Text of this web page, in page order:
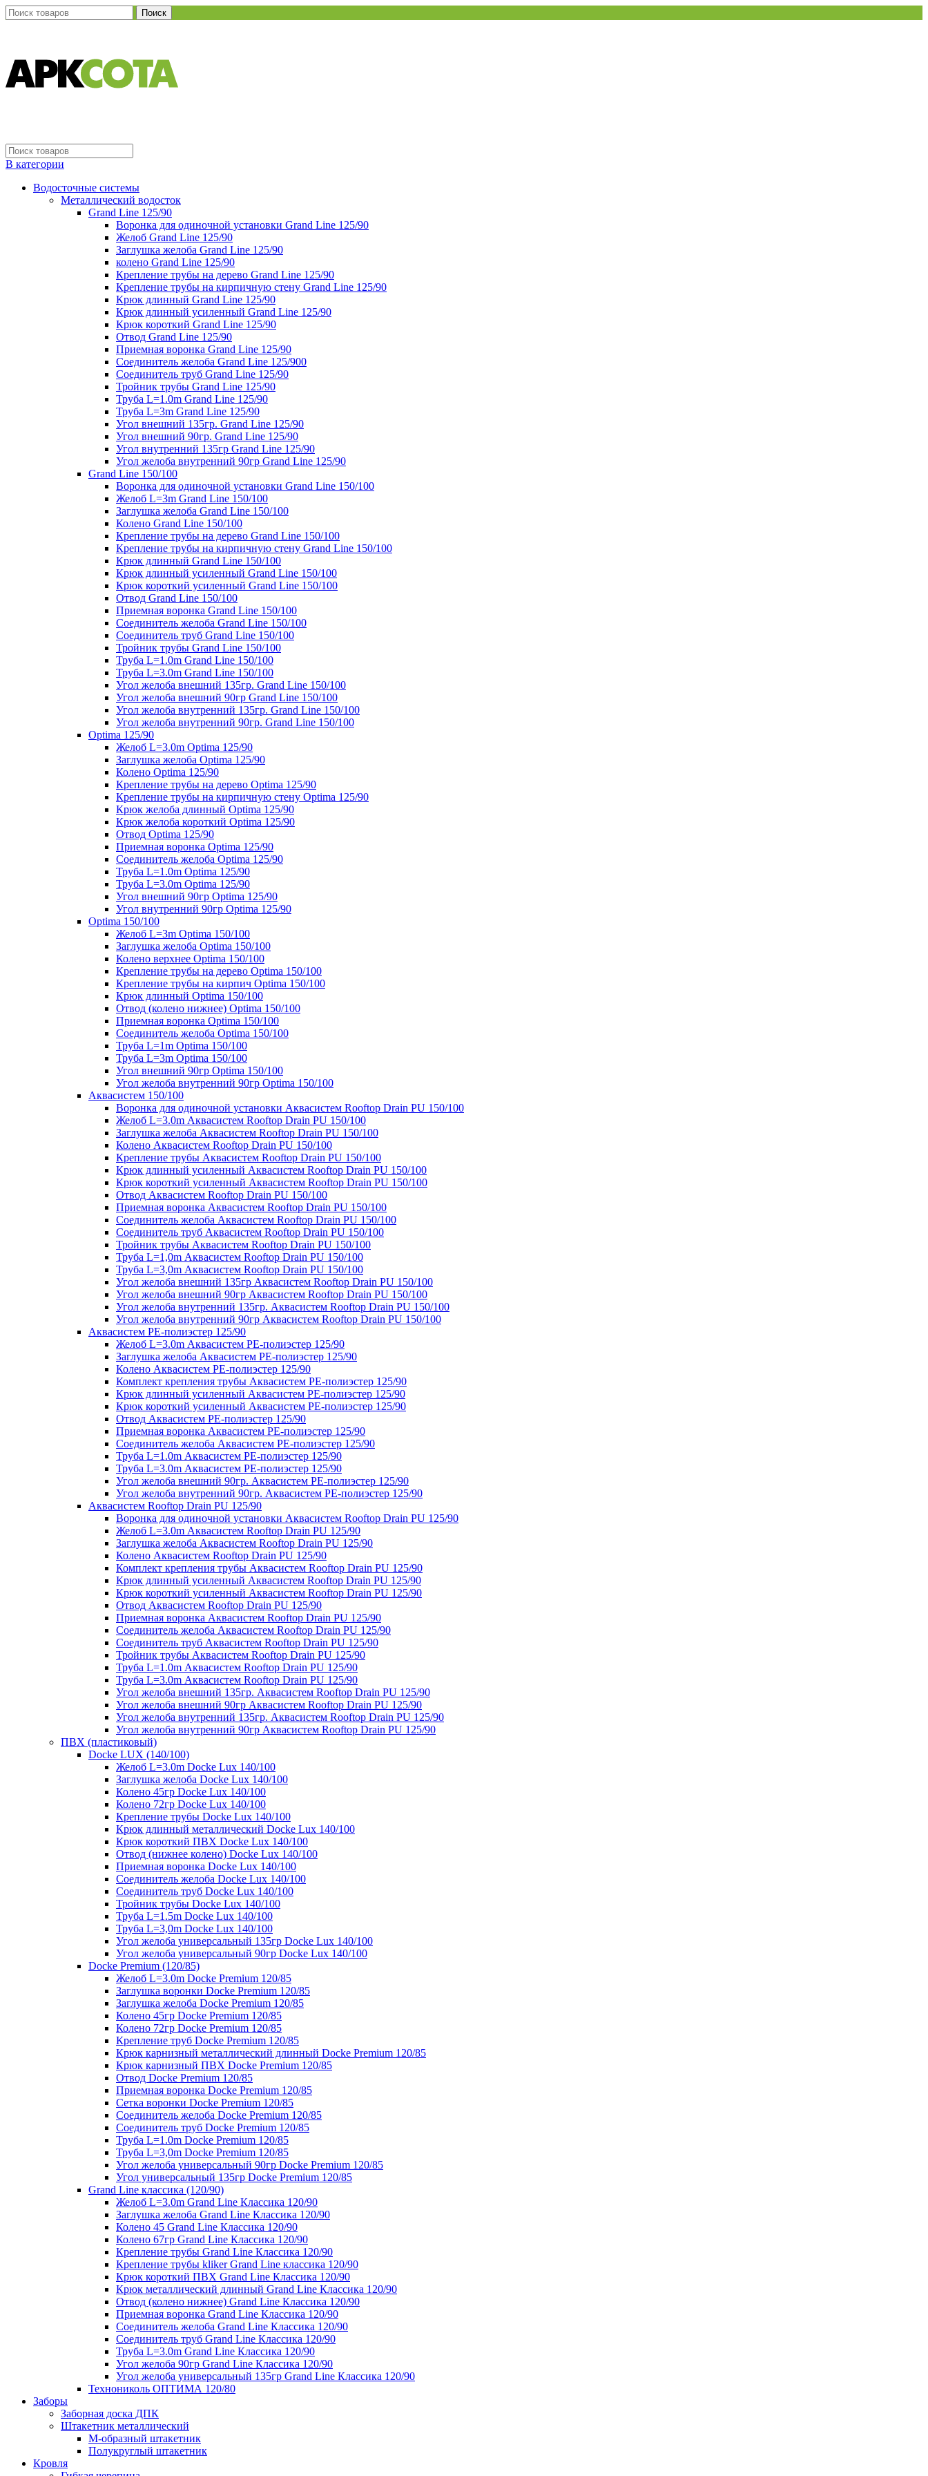
Поиск
В категории
Водосточные системы
Металлический водосток
Grand Line 125/90
Воронка для одиночной установки Grand Line 125/90
Желоб Grand Line 125/90
Заглушка желоба Grand Line 125/90
колено Grand Line 125/90
Крепление трубы на дерево Grand Line 125/90
Крепление трубы на кирпичную стену Grand Line 125/90
Крюк длинный Grand Line 125/90
Крюк длинный усиленный Grand Line 125/90
Крюк короткий Grand Line 125/90
Отвод Grand Line 125/90
Приемная воронка Grand Line 125/90
Соединитель желоба Grand Line 125/900
Соединитель труб Grand Line 125/90
Тройник трубы Grand Line 125/90
Труба L=1.0m Grand Line 125/90
Труба L=3m Grand Line 125/90
Угол внешний 135гр. Grand Line 125/90
Угол внешний 90гр. Grand Line 125/90
Угол внутренний 135гр Grand Line 125/90
Угол желоба внутренний 90гр Grand Line 125/90
Grand Line 150/100
Воронка для одиночной установки Grand Line 150/100
Желоб L=3m Grand Line 150/100
Заглушка желоба Grand Line 150/100
Колено Grand Line 150/100
Крепление трубы на дерево Grand Line 150/100
Крепление трубы на кирпичную стену Grand Line 150/100
Крюк длинный Grand Line 150/100
Крюк длинный усиленный Grand Line 150/100
Крюк короткий усиленный Grand Line 150/100
Отвод Grand Line 150/100
Приемная воронка Grand Line 150/100
Соединитель желоба Grand Line 150/100
Соединитель труб Grand Line 150/100
Тройник трубы Grand Line 150/100
Труба L=1.0m Grand Line 150/100
Труба L=3.0m Grand Line 150/100
Угол желоба внешний 135гр. Grand Line 150/100
Угол желоба внешний 90гр Grand Line 150/100
Угол желоба внутренний 135гр. Grand Line 150/100
Угол желоба внутренний 90гр. Grand Line 150/100
Optima 125/90
Желоб L=3.0m Optima 125/90
Заглушка желоба Optima 125/90
Колено Optima 125/90
Крепление трубы на дерево Optima 125/90
Крепление трубы на кирпичную стену Optima 125/90
Крюк желоба длинный Optima 125/90
Крюк желоба короткий Optima 125/90
Отвод Optima 125/90
Приемная воронка Optima 125/90
Соединитель желоба Optima 125/90
Труба L=1.0m Optima 125/90
Труба L=3.0m Optima 125/90
Угол внешний 90гр Optima 125/90
Угол внутренний 90гр Optima 125/90
Optima 150/100
Желоб L=3m Optima 150/100
Заглушка желоба Optima 150/100
Колено верхнее Optima 150/100
Крепление трубы на дерево Optima 150/100
Крепление трубы на кирпич Optima 150/100
Крюк длинный Optima 150/100
Отвод (колено нижнее) Optima 150/100
Приемная воронка Optima 150/100
Соединитель желоба Optima 150/100
Труба L=1m Optima 150/100
Труба L=3m Optima 150/100
Угол внешний 90гр Optima 150/100
Угол желоба внутренний 90гр Optima 150/100
Аквасистем 150/100
Воронка для одиночной установки Аквасистем Rooftop Drain PU 150/100
Желоб L=3.0m Аквасистем Rooftop Drain PU 150/100
Заглушка желоба Аквасистем Rooftop Drain PU 150/100
Колено Аквасистем Rooftop Drain PU 150/100
Крепление трубы Аквасистем Rooftop Drain PU 150/100
Крюк длинный усиленный Аквасистем Rooftop Drain PU 150/100
Крюк короткий усиленный Аквасистем Rooftop Drain PU 150/100
Отвод Аквасистем Rooftop Drain PU 150/100
Приемная воронка Аквасистем Rooftop Drain PU 150/100
Соединитель желоба Аквасистем Rooftop Drain PU 150/100
Соединитель труб Аквасистем Rooftop Drain PU 150/100
Тройник трубы Аквасистем Rooftop Drain PU 150/100
Труба L=1,0m Аквасистем Rooftop Drain PU 150/100
Труба L=3,0m Аквасистем Rooftop Drain PU 150/100
Угол желоба внешний 135гр Аквасистем Rooftop Drain PU 150/100
Угол желоба внешний 90гр Аквасистем Rooftop Drain PU 150/100
Угол желоба внутренний 135гр. Аквасистем Rooftop Drain PU 150/100
Угол желоба внутренний 90гр Аквасистем Rooftop Drain PU 150/100
Аквасистем PE-полиэстер 125/90
Желоб L=3.0m Аквасистем PE-полиэстер 125/90
Заглушка желоба Аквасистем PE-полиэстер 125/90
Колено Аквасистем PE-полиэстер 125/90
Комплект крепления трубы Аквасистем PE-полиэстер 125/90
Крюк длинный усиленный Аквасистем PE-полиэстер 125/90
Крюк короткий усиленный Аквасистем PE-полиэстер 125/90
Отвод Аквасистем РЕ-полиэстер 125/90
Приемная воронка Аквасистем PE-полиэстер 125/90
Соединитель желоба Аквасистем PE-полиэстер 125/90
Труба L=1.0m Аквасистем PE-полиэстер 125/90
Труба L=3.0m Аквасистем PE-полиэстер 125/90
Угол желоба внешний 90гр. Аквасистем PE-полиэстер 125/90
Угол желоба внутренний 90гр. Аквасистем PE-полиэстер 125/90
Аквасистем Rooftop Drain PU 125/90
Воронка для одиночной установки Аквасистем Rooftop Drain PU 125/90
Желоб L=3.0m Аквасистем Rooftop Drain PU 125/90
Заглушка желоба Аквасистем Rooftop Drain PU 125/90
Колено Аквасистем Rooftop Drain PU 125/90
Комплект крепления трубы Аквасистем Rooftop Drain PU 125/90
Крюк длинный усиленный Аквасистем Rooftop Drain PU 125/90
Крюк короткий усиленный Аквасистем Rooftop Drain PU 125/90
Отвод Аквасистем Rooftop Drain PU 125/90
Приемная воронка Аквасистем Rooftop Drain PU 125/90
Соединитель желоба Аквасистем Rooftop Drain PU 125/90
Соединитель труб Аквасистем Rooftop Drain PU 125/90
Тройник трубы Аквасистем Rooftop Drain PU 125/90
Труба L=1.0m Аквасистем Rooftop Drain PU 125/90
Труба L=3.0m Аквасистем Rooftop Drain PU 125/90
Угол желоба внешний 135гр. Аквасистем Rooftop Drain PU 125/90
Угол желоба внешний 90гр Аквасистем Rooftop Drain PU 125/90
Угол желоба внутренний 135гр. Аквасистем Rooftop Drain PU 125/90
Угол желоба внутренний 90гр Аквасистем Rooftop Drain PU 125/90
ПВХ (пластиковый)
Docke LUX (140/100)
Желоб L=3.0m Docke Lux 140/100
Заглушка желоба Docke Lux 140/100
Колено 45гр Docke Lux 140/100
Колено 72гр Docke Lux 140/100
Крепление трубы Docke Lux 140/100
Крюк длинный металлический Docke Lux 140/100
Крюк короткий ПВХ Docke Lux 140/100
Отвод (нижнее колено) Docke Lux 140/100
Приемная воронка Docke Lux 140/100
Соединитель желоба Docke Lux 140/100
Соединитель труб Docke Lux 140/100
Тройник трубы Docke Lux 140/100
Труба L=1.5m Docke Lux 140/100
Труба L=3,0m Docke Lux 140/100
Угол желоба универсальный 135гр Docke Lux 140/100
Угол желоба универсальный 90гр Docke Lux 140/100
Docke Premium (120/85)
Желоб L=3.0m Docke Premium 120/85
Заглушка воронки Docke Premium 120/85
Заглушка желоба Docke Premium 120/85
Колено 45гр Docke Premium 120/85
Колено 72гр Docke Premium 120/85
Крепление труб Docke Premium 120/85
Крюк карнизный металлический длинный Docke Premium 120/85
Крюк карнизный ПВХ Docke Premium 120/85
Отвод Docke Premium 120/85
Приемная воронка Docke Premium 120/85
Сетка воронки Docke Premium 120/85
Соединитель желоба Docke Premium 120/85
Соединитель труб Docke Premium 120/85
Труба L=1.0m Docke Premium 120/85
Труба L=3,0m Docke Premium 120/85
Угол желоба универсальный 90гр Docke Premium 120/85
Угол универсальный 135гр Docke Premium 120/85
Grand Line классика (120/90)
Желоб L=3.0m Grand Line Классика 120/90
Заглушка желоба Grand Line Классика 120/90
Колено 45 Grand Line Классика 120/90
Колено 67гр Grand Line Классика 120/90
Крепление трубы Grand Line Классика 120/90
Крепление трубы kliker Grand Line классика 120/90
Крюк короткий ПВХ Grand Line Классика 120/90
Крюк металлический длинный Grand Line Классика 120/90
Отвод (колено нижнее) Grand Line Классика 120/90
Приемная воронка Grand Line Классика 120/90
Соединитель желоба Grand Line Классика 120/90
Соединитель труб Grand Line Классика 120/90
Труба L=3.0m Grand Line Классика 120/90
Угол желоба 90гр Grand Line Классика 120/90
Угол желоба универсальный 135гр Grand Line Классика 120/90
Технониколь ОПТИМА 120/80
Заборы
Заборная доска ДПК
Штакетник металлический
М-образный штакетник
Полукруглый штакетник
Кровля